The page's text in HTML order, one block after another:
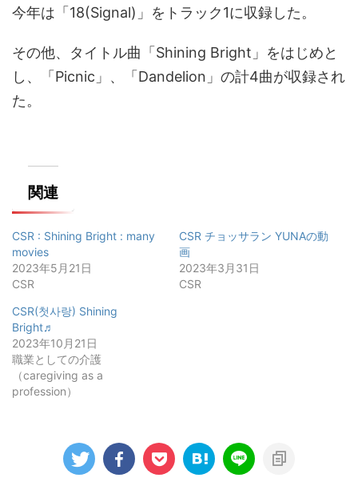
今年は「18(Signal)」をトラック1に収録した。
その他、タイトル曲「Shining Bright」をはじめと
し、「Picnic」、「Dandelion」の計4曲が収録され
た。
関連
CSR : Shining Bright : many
movies
2023年5月21日
CSR
CSR チョッサラン YUNAの動
画
2023年3月31日
CSR
CSR(첫사랑) Shining
Bright♬
2023年10月21日
職業としての介護
（caregiving as a
profession）